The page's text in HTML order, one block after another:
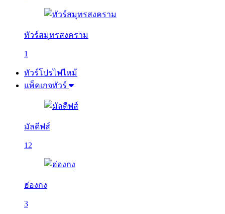
ทัวร์สมุทรสงคราม
1
ทัวร์โปรไฟไหม้
แพ็คเกจทัวร์
มัลดีฟส์
12
ฮ่องกง
3